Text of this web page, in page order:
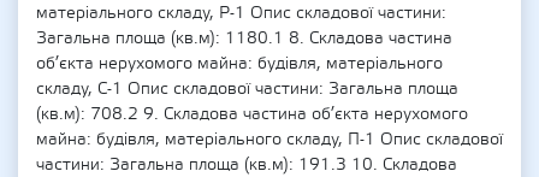
матеріального складу, Р-1 Опис складової частини:
Загальна площа (кв.м): 1180.1 8. Складова частина
об’єкта нерухомого майна: будівля, матеріального
складу, С-1 Опис складової частини: Загальна площа
(кв.м): 708.2 9. Складова частина об’єкта нерухомого
майна: будівля, матеріального складу, П-1 Опис складової
частини: Загальна площа (кв.м): 191.3 10. Складова